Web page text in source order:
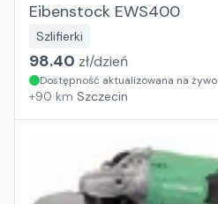
Eibenstock EWS400
Szlifierki
98.40 zł/dzień
Dostępność aktualizowana na żywo
+90 km Szczecin